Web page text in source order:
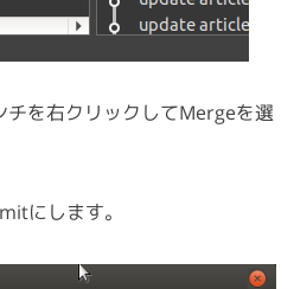
チを右クリックしてMergeを選
にします。